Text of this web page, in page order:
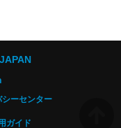
シーセンター
ガイド